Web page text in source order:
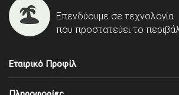
Επενδύουμε σε τεχνολογία
που προστατεύει το
Εταιρικό Προφίλ